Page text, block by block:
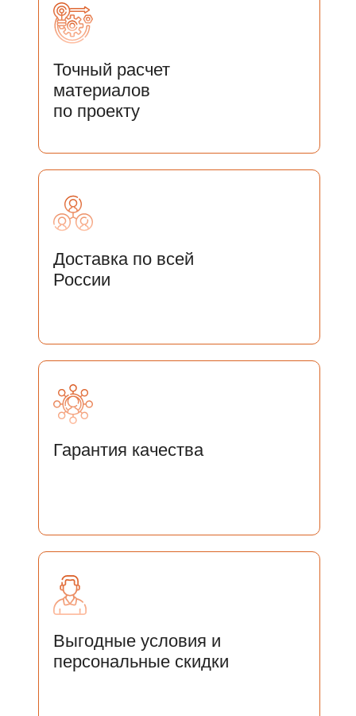
Точный расчет
материалов
по проекту
Доставка по всей
России
Гарантия качества
Выгодные условия и
персональные скидки
Нажимая на кнопку «Отправить» Вы соглашаетесь
данных
МЫ СВЯЖЕМСЯ С ВАМИ